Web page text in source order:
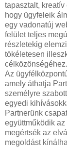
tapasztalt,
hogy ügyfeleik
egy vadonatúj
felület teljes
részletekig
tökéletesen
célközönségéhez.
Az
amely áthatja
személyre
egyedi
Partnerünk
együttműködik
megértsék az
megoldást